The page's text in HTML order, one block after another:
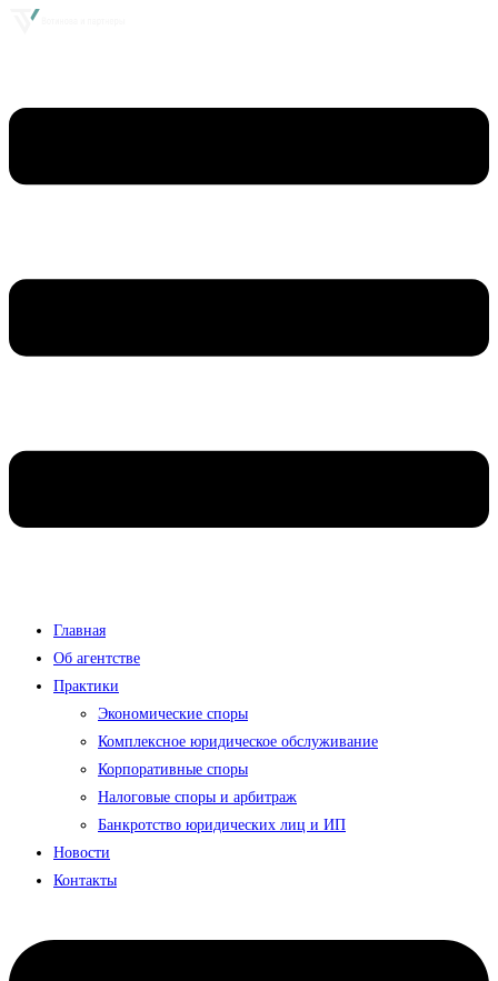
Главная
Об агентстве
Практики
Экономические споры
Комплексное юридическое обслуживание
Корпоративные споры
Налоговые споры и арбитраж
Банкротство юридических лиц и ИП
Новости
Контакты